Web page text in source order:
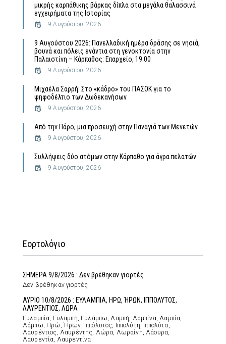
μικρής καρπάθικης βάρκας δίπλα στα μεγάλα θαλασσινά
εγχειρήματα της Ιστορίας
9 Αυγούστου, 2026
9 Αυγούστου 2026: Πανελλαδική ημέρα δράσης σε νησιά,
βουνά και πόλεις ενάντια στη γενοκτονία στην
Παλαιστίνη – Κάρπαθος: Επαρχείο, 19:00
9 Αυγούστου, 2026
Μιχαέλα Σαρρή: Στο «κάδρο» του ΠΑΣΟΚ για το
ψηφοδέλτιο των Δωδεκανήσων
9 Αυγούστου, 2026
Από την Πάρο, μια προσευχή στην Παναγιά των Μενετών
9 Αυγούστου, 2026
Συλλήψεις δύο ατόμων στην Κάρπαθο για άγρα πελατών
9 Αυγούστου, 2026
Εορτολόγιο
ΣΗΜΕΡΑ 9/8/2026 : Δεν βρέθηκαν γιορτές
Δεν βρέθηκαν γιορτές
ΑΥΡΙΟ 10/8/2026 : ΕΥΛΑΜΠΙΑ, ΗΡΩ, ΉΡΩΝ, ΙΠΠΟΛΥΤΟΣ,
ΛΑΥΡΕΝΤΙΟΣ, ΛΩΡΑ
Ευλαμπία, Ευλαμπή, Ευλάμπω, Λαμπή, Λαμπίνα, Λαμπία,
Λάμπω, Ηρώ, Ήρων, Ιππόλυτος, Ιππολύτη, Ιππολύτα,
Λαυρέντιος, Λαυρέντης, Λώρα, Λωραίνη, Λάουρα,
Λαυρεντία, Λαυρεντίνα